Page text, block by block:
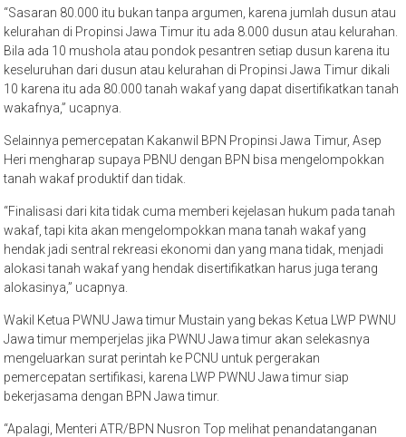
“Sasaran 80.000 itu bukan tanpa argumen, karena jumlah dusun atau
kelurahan di Propinsi Jawa Timur itu ada 8.000 dusun atau kelurahan.
Bila ada 10 mushola atau pondok pesantren setiap dusun karena itu
keseluruhan dari dusun atau kelurahan di Propinsi Jawa Timur dikali
10 karena itu ada 80.000 tanah wakaf yang dapat disertifikatkan tanah
wakafnya,” ucapnya.
Selainnya pemercepatan Kakanwil BPN Propinsi Jawa Timur, Asep
Heri mengharap supaya PBNU dengan BPN bisa mengelompokkan
tanah wakaf produktif dan tidak.
“Finalisasi dari kita tidak cuma memberi kejelasan hukum pada tanah
wakaf, tapi kita akan mengelompokkan mana tanah wakaf yang
hendak jadi sentral rekreasi ekonomi dan yang mana tidak, menjadi
alokasi tanah wakaf yang hendak disertifikatkan harus juga terang
alokasinya,” ucapnya.
Wakil Ketua PWNU Jawa timur Mustain yang bekas Ketua LWP PWNU
Jawa timur memperjelas jika PWNU Jawa timur akan selekasnya
mengeluarkan surat perintah ke PCNU untuk pergerakan
pemercepatan sertifikasi, karena LWP PWNU Jawa timur siap
bekerjasama dengan BPN Jawa timur.
“Apalagi, Menteri ATR/BPN Nusron Top melihat penandatanganan